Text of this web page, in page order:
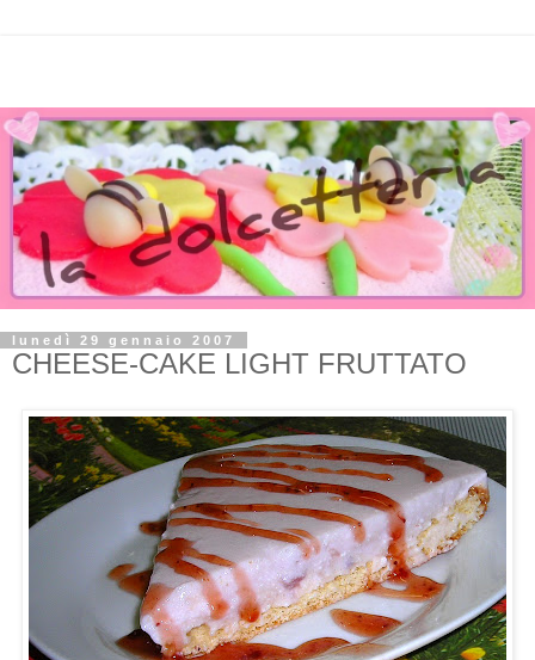
lunedì 29 gennaio 2007
CHEESE-CAKE LIGHT FRUTTATO